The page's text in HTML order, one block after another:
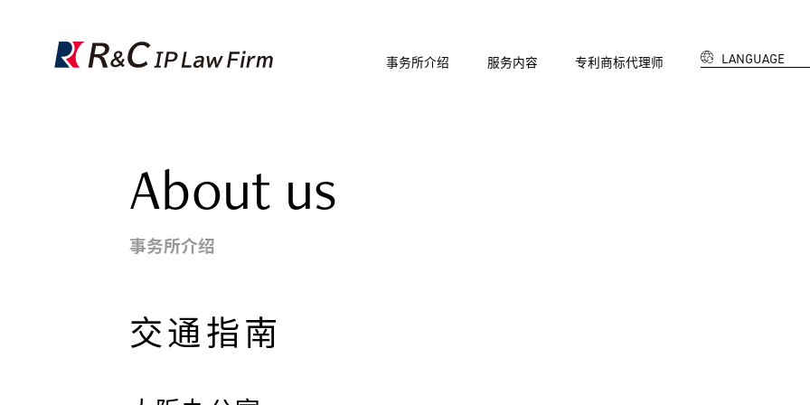
事务所介绍 服务内容 专利商标代理师 LANGUAGE
About us
事务所介绍
交通指南